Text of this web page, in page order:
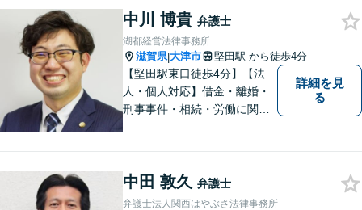
中川 博貴 弁護士
湖都経営法律事務所
滋賀県|大津市 堅田駅 から徒歩4分
【堅田駅東口徒歩4分】【法
人・個人対応】借金・離婚・
刑事事件・相続・労働に関す
お話をお聞かせください。
【無料駐車場あり】
詳細を見
る
中田 敦久 弁護士
弁護士法人関西はやぶさ法律事務所